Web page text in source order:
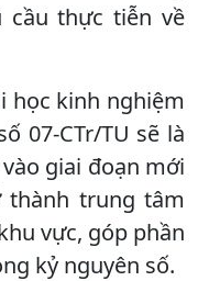
cầu thực tiễn về
học kinh nghiệm
07-CTr/TU sẽ là
giai đoạn mới
trung tâm
vực, góp phần
kỷ nguyên số.